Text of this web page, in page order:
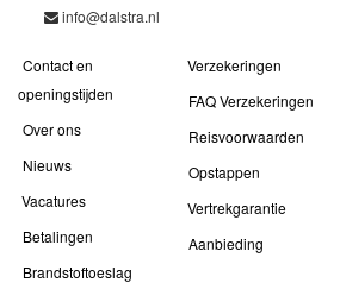
info@dalstra.nl
Contact en
openingstijden
Over ons
Nieuws
Vacatures
Betalingen
Brandstoftoeslag
Verzekeringen
FAQ Verzekeringen
Reisvoorwaarden
Opstappen
Vertrekgarantie
Aanbieding